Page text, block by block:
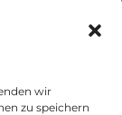
wir
zu speichern